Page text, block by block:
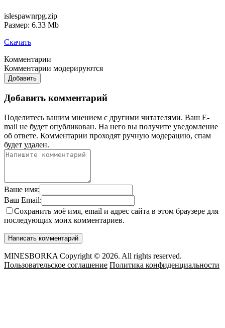
islespawnrpg.zip
Размер: 6.33 Mb
Скачать
Комментарии
Комментарии модерируются
Добавить
Добавить комментарий
Поделитесь вашим мнением с другими читателями. Ваш E-
mail не будет опубликован. На него вы получите уведомление
об ответе. Комментарии проходят ручную модерацию, спам
будет удален.
Ваше имя:
Ваш Email:
Сохранить моё имя, email и адрес сайта в этом браузере для
последующих моих комментариев.
MINESBORKA Copyright © 2026. All rights reserved.
Пользовательское соглашение Политика конфиденциальности